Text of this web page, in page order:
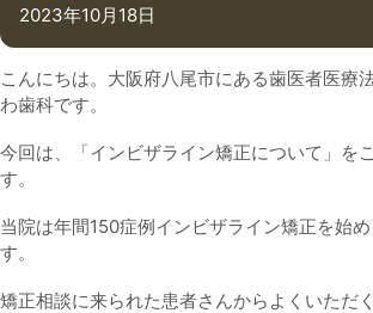
2023年10月18日
こんにちは。大阪府八尾市にある歯医者医
わ歯科です。
今回は、「インビザライン矯正について」を
す。
当院は年間150症例インビザライン矯正を始
す。
矯正相談に来られた患者さんからよくいただ